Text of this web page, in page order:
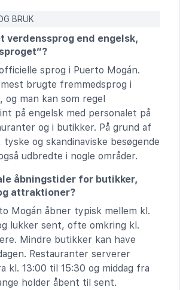
BRUK
verdenssprog end engelsk,
sprog i Puerto Mogán.
brugte fremmedsprog i
man kan som regel
på engelsk med personalet på
og i butikker. På grund af
og skandinaviske besøgende
udbredte i nogle områder.
åbningstider for butikker,
attraktioner?
Mogán åbner typisk mellem kl.
lukker sent, ofte omkring kl.
Mindre butikker kan have
Restauranter serverer
kl. 13:00 til 15:30 og middag fra
holder åbent til sent.